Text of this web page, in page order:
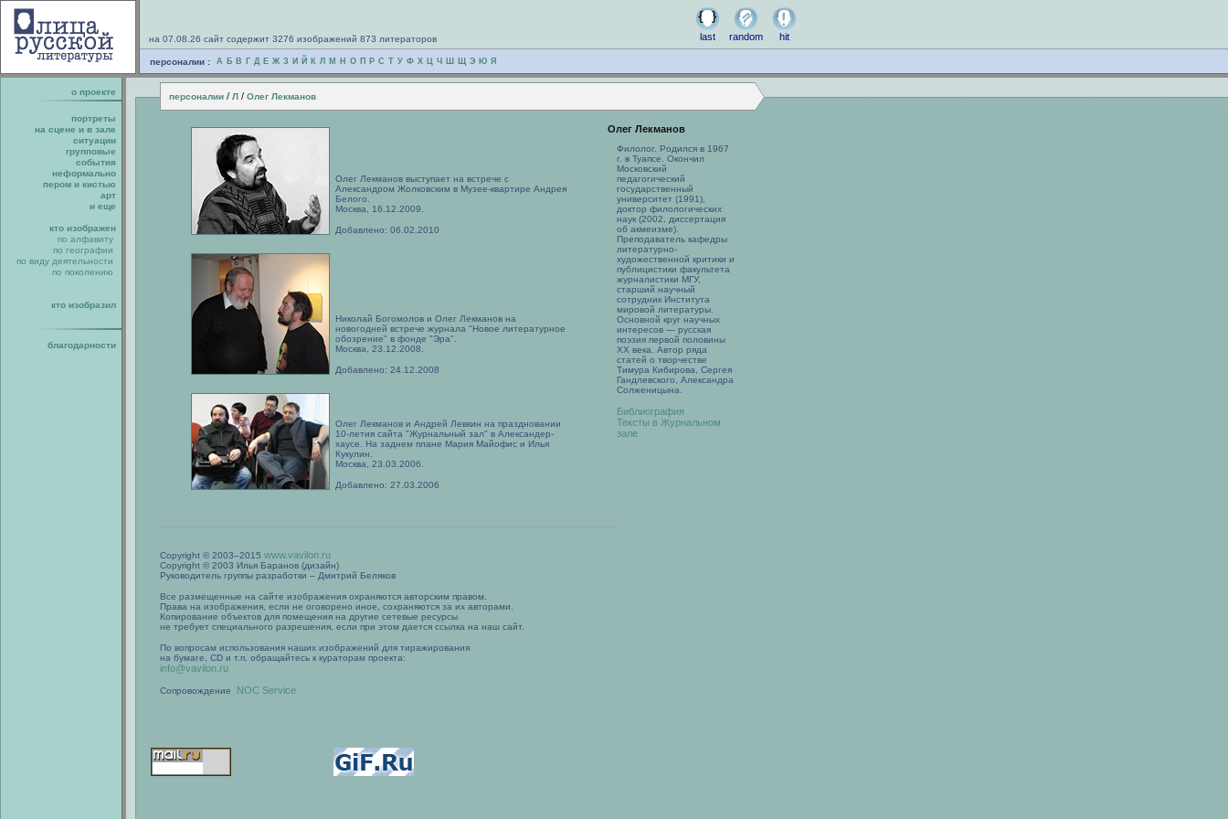
на 07.08.26 сайт содержит 3276 изображений 873 литераторов last random hit
персоналии : А Б В Г Д Е Ж З И Й К Л М Н О П Р С Т У Ф Х Ц Ч Ш Щ Э Ю Я
о проекте персоналии / Л / Олег Лекманов
портреты
на сцене и в зале
ситуации
групповые
события
неформально
пером и кистью
арт
и еще
кто изображен
по алфавиту
по географии
по виду деятельности
по поколению
кто изобразил
благодарности
Олег Лекманов выступает на встрече с
Александром Жолковским в Музее-квартире Андрея
Белого.
Москва, 16.12.2009.
Добавлено: 06.02.2010
Николай Богомолов и Олег Лекманов на
новогодней встрече журнала "Новое литературное
обозрение" в фонде "Эра".
Москва, 23.12.2008.
Добавлено: 24.12.2008
Олег Лекманов и Андрей Левкин на праздновании
10-летия сайта "Журнальный зал" в Александер-
хаусе. На заднем плане Мария Майофис и Илья
Кукулин.
Москва, 23.03.2006.
Добавлено: 27.03.2006
Олег Лекманов
Филолог. Родился в 1967
г. в Туапсе. Окончил
Московский
педагогический
государственный
университет (1991),
доктор филологических
наук (2002, диссертация
об акмеизме).
Преподаватель кафедры
литературно-
художественной критики и
публицистики факультета
журналистики МГУ,
старший научный
сотрудник Института
мировой литературы.
Основной круг научных
интересов — русская
поэзия первой половины
XX века. Автор ряда
статей о творчестве
Тимура Кибирова, Сергея
Гандлевского, Александра
Солженицына.
Библиография
Тексты в Журнальном
зале
Copyright © 2003–2015 www.vavilon.ru
Copyright © 2003 Илья Баранов (дизайн)
Руководитель группы разработки – Дмитрий Беляков
Все размещенные на сайте изображения охраняются авторским правом.
Права на изображения, если не оговорено иное, сохраняются за их авторами.
Копирование объектов для помещения на другие сетевые ресурсы
не требует специального разрешения, если при этом дается ссылка на наш сайт.
По вопросам использования наших изображений для тиражирования
на бумаге, CD и т.п. обращайтесь к кураторам проекта:
info@vavilon.ru
Сопровождение NOC Service